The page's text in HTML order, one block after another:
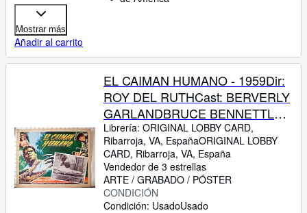
Mostrar más
Añadir al carrito
EL CAIMAN HUMANO - 1959Dir:
ROY DEL RUTHCast: BERVERLY
GARLANDBRUCE BENNETTLON
CHANEYGEORGE
MACREADYMEXICOL.C.- 31 x
41-Cms.-13 x 16 IN.PLEASE
CHECK THE PICTURE FOR
CONDITION
Librería: ORIGINAL LOBBY CARD,
Ribarroja, VA, EspañaORIGINAL LOBBY
CARD, Ribarroja, VA, España
Vendedor de 3 estrellas
ARTE / GRABADO / PÓSTER
CONDICIÓN
Condición: UsadoUsado